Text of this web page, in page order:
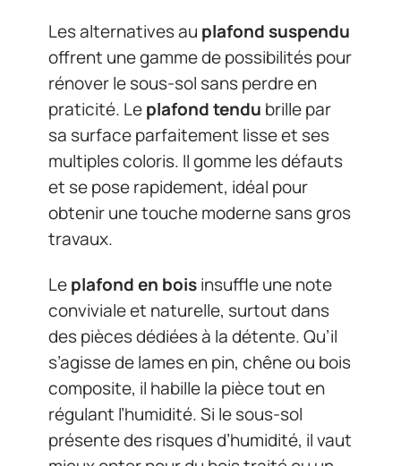
Les alternatives au plafond suspendu
offrent une gamme de possibilités pour
rénover le sous-sol sans perdre en
praticité. Leplafond tendu brille par
sa surface parfaitement lisse et ses
multiples coloris. Il gomme les défauts
et se pose rapidement, idéal pour
obtenir une touche moderne sans gros
travaux.
Leplafond en boisinsuffle une note
conviviale et naturelle, surtout dans
des pièces dédiées à la détente. Qu’il
s’agisse de lames en pin, chêne ou bois
composite, il habille la pièce tout en
régulant l’humidité. Si le sous-sol
présente des risques d’humidité, il vaut